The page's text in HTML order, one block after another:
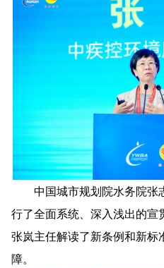
中国城市规划院水务院张
行了全面系统、深入浅出的
张岚主任解读了新条例和新
障。